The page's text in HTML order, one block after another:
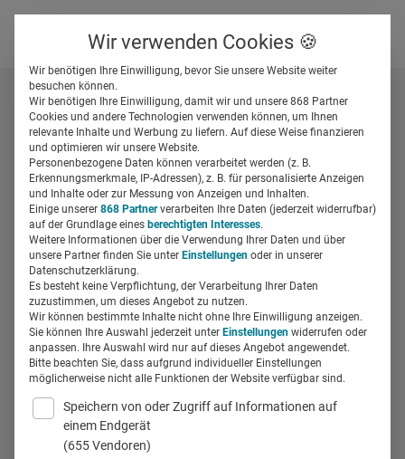
Gespeicherte Beiträge
Suchfeld
Suchen
Alle Beiträge von Susanna
Cho
Wir verwenden Cookies 🍪
Wir benötigen Ihre Einwilligung, bevor Sie unsere Website weiter
besuchen können.
Wir benötigen Ihre Einwilligung, damit wir und unsere 868 Partner
Cookies und andere Technologien verwenden können, um Ihnen
relevante Inhalte und Werbung zu liefern. Auf diese Weise finanzieren
und optimieren wir unsere Website.
Personenbezogene Daten können verarbeitet werden (z. B.
Erkennungsmerkmale, IP-Adressen), z. B. für personalisierte Anzeigen
und Inhalte oder zur Messung von Anzeigen und Inhalten.
Einige unserer 868 Partnerverarbeiten Ihre Daten (jederzeit widerrufbar)
auf der Grundlage eines berechtigten Interesses.
Weitere Informationen über die Verwendung Ihrer Daten und über
unsere Partner finden Sie unter Einstellungen oder in unserer
Datenschutzerklärung.
Es besteht keine Verpflichtung, der Verarbeitung Ihrer Daten
zuzustimmen, um dieses Angebot zu nutzen.
Wir können bestimmte Inhalte nicht ohne Ihre Einwilligung anzeigen.
Sie können Ihre Auswahl jederzeit unter Einstellungen widerrufen oder
anpassen. Ihre Auswahl wird nur auf dieses Angebot angewendet.
Bitte beachten Sie, dass aufgrund individueller Einstellungen
möglicherweise nicht alle Funktionen der Website verfügbar sind.
Speichern von oder Zugriff auf Informationen auf
einem Endgerät
(655 Vendoren)